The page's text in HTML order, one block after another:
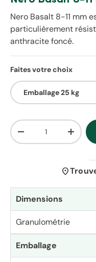
Nero Basalt 8-11 mm
particulièrement
anthracite foncé.
Faites votre choix
Emballage 25 kg
Qté
Diminuer la quantité
location_on
Dimensions
Granulométrie
Emballage